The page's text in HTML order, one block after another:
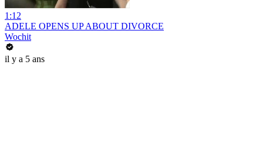
1:12
ADELE OPENS UP ABOUT DIVORCE
Wochit
il y a 5 ans